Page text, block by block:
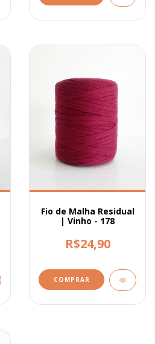
Fio de Malha Residual
| Vinho - 178
R$24,90